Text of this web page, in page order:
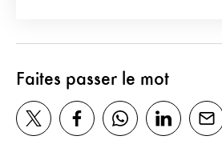
Faites passer le mot